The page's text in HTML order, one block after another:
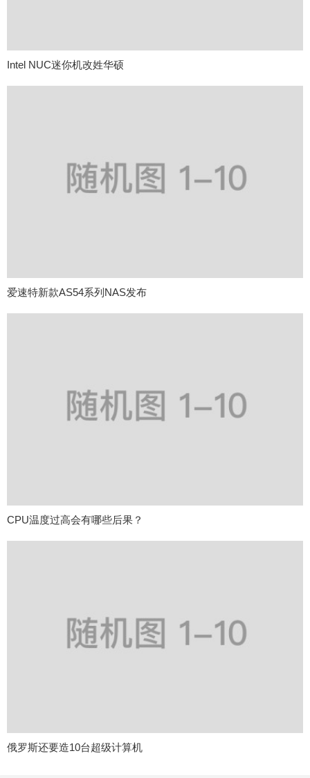
Intel NUC迷你机改姓华硕
爱速特新款AS54系列NAS发布
CPU温度过高会有哪些后果？
俄罗斯还要造10台超级计算机